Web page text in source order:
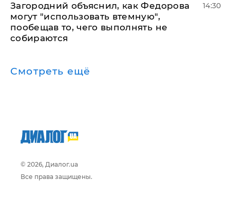
Загородний объяснил, как Федорова
могут "использовать втемную",
пообещав то, чего выполнять не
собираются
14:30
Смотреть ещё
© 2026, Диалог.ua
Все права защищены.